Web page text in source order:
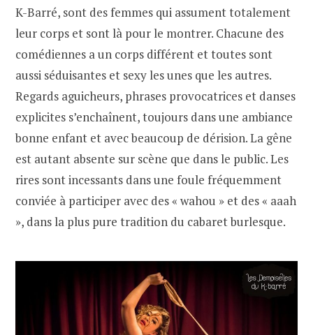
K-Barré, sont des femmes qui assument totalement
leur corps et sont là pour le montrer. Chacune des
comédiennes a un corps différent et toutes sont
aussi séduisantes et sexy les unes que les autres.
Regards aguicheurs, phrases provocatrices et danses
explicites s’enchaînent, toujours dans une ambiance
bonne enfant et avec beaucoup de dérision. La gêne
est autant absente sur scène que dans le public. Les
rires sont incessants dans une foule fréquemment
conviée à participer avec des « wahou » et des « aaah
», dans la plus pure tradition du cabaret burlesque.